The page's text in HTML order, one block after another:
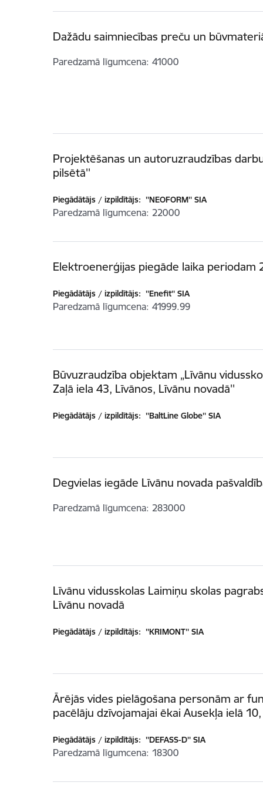
Dažādu saimniecības preču un
Paredzamā līgumcena 41000
Projektēšanas un autoruzraudzības
pilsētā''
Piegādātājs / izpildītājs: ''NEOFORM'' SIA
Paredzamā līgumcena 22000
Elektroenerģijas piegāde laika periodam
Piegādātājs / izpildītājs: ''Enefit'' SIA
Paredzamā līgumcena 41999.99
Būvuzraudzība objektam „Līvānu
Zaļā iela 43, Līvānos, Līvānu novadā''
Piegādātājs / izpildītājs: ''BaltLine Globe'' SIA
Degvielas iegāde Līvānu novada
Paredzamā līgumcena 283000
Līvānu vidusskolas Laimiņu skolas
Līvānu novadā
Piegādātājs / izpildītājs: ''KRIMONT'' SIA
Ārējās vides pielāgošana personām ar
pacēlāju dzīvojamajai ēkai Ausekļa ielā
Piegādātājs / izpildītājs: ''DEFASS-D'' SIA
Paredzamā līgumcena 18300